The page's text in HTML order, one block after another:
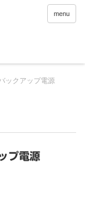
menu
ックアップ電源
プ電源